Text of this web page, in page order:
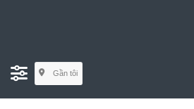
Gần tôi